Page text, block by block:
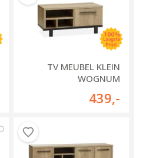
TV MEUBEL KLEIN
WOGNUM
439,-